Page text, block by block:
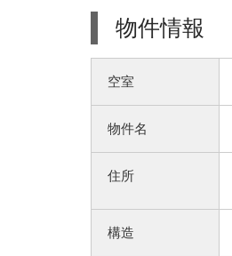
物件情報
空室
物件名
住所
構造